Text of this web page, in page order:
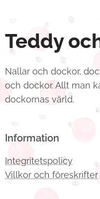
Teddy
Nallar och dockor,
och dockor. Allt man
dockornas värld.
Information
Integritetspolicy
Villkor och föreskrifter